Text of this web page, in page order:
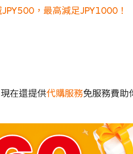
，最高減足JPY1000！
在還提供代購服務免服務費助